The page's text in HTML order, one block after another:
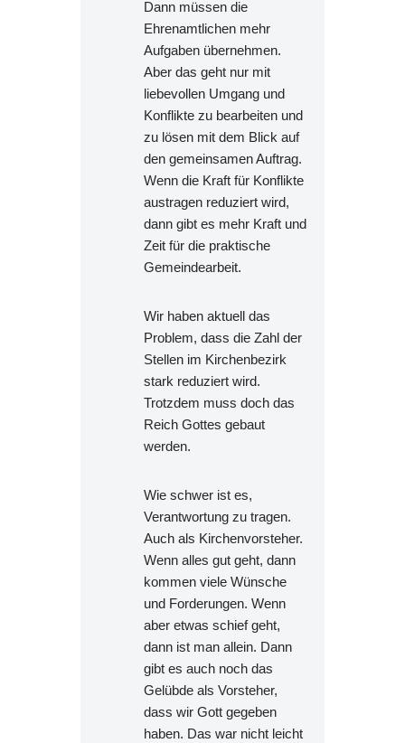
Dann müssen die
Ehrenamtlichen mehr
Aufgaben übernehmen.
Aber das geht nur mit
liebevollen Umgang und
Konflikte zu bearbeiten und
zu lösen mit dem Blick auf
den gemeinsamen Auftrag.
Wenn die Kraft für Konflikte
austragen reduziert wird,
dann gibt es mehr Kraft und
Zeit für die praktische
Gemeindearbeit.
Wir haben aktuell das
Problem, dass die Zahl der
Stellen im Kirchenbezirk
stark reduziert wird.
Trotzdem muss doch das
Reich Gottes gebaut
werden.
Wie schwer ist es,
Verantwortung zu tragen.
Auch als Kirchenvorsteher.
Wenn alles gut geht, dann
kommen viele Wünsche
und Forderungen. Wenn
aber etwas schief geht,
dann ist man allein. Dann
gibt es auch noch das
Gelübde als Vorsteher,
dass wir Gott gegeben
haben. Das war nicht leicht